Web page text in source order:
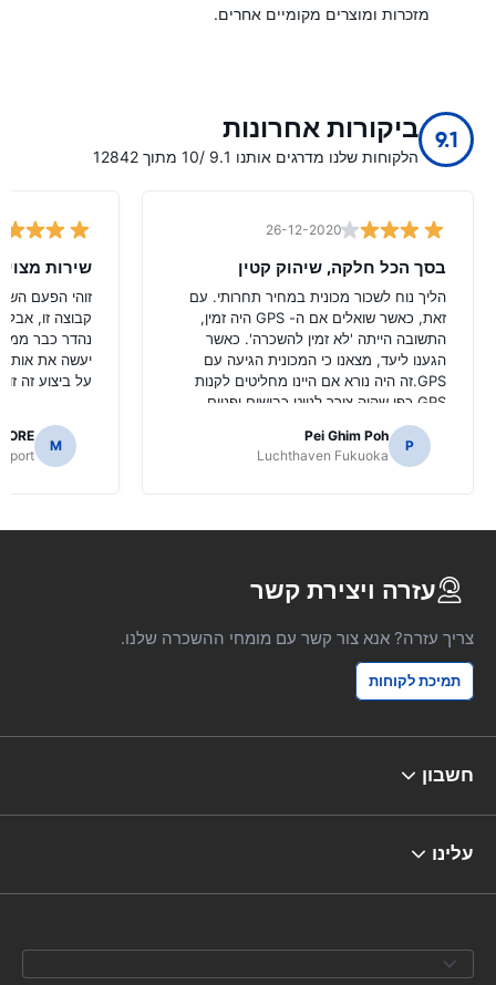
מזכרות ומוצרים מקומיים אחרים.
9.1 ביקורות אחרונות
הלקוחות שלנו מדרגים אותנו 9.1 /10 מתוך 12842
26-12-2020
בסך הכל חלקה, שיהוק קטין
הליך נוח לשכור מכונית במחיר תחרותי. עם
זאת, כאשר שואלים אם ה- GPS היה זמין,
התשובה הייתה 'לא זמין להשכרה'. כאשר
הגענו ליעד, מצאנו כי המכונית הגיעה עם
GPS.זה היה נורא אם היינו מחליטים לקנות
GPS כפי שהיה צורך לנווט כבישים יפניים.
P
Pei Ghim Poh
Luchthaven Fukuoka
שירות מצוין
זוהי הפעם
קבוצה זו, אבל
נהדר כבר
יעשה את אותו
על ביצוע זה
M
עזרה ויצירת קשר
צריך עזרה? אנא צור קשר עם מומחי ההשכרה שלנו.
תמיכת לקוחות
חשבון
עלינו